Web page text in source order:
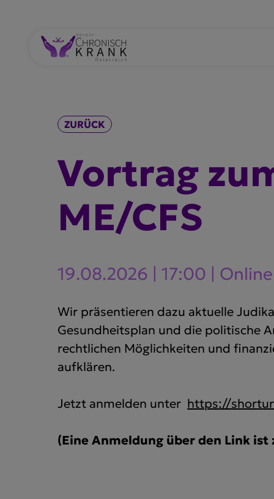
ZURÜCK
Vortrag
ME/​CFS
19.08.2026 | 17:00 |
Wir präsentieren dazu aktuelle
Gesundheitsplan und die politische
rechtlichen Möglichkeiten und
aufklären.
Jetzt anmelden unter https://
(Eine Anmeldung über den Link